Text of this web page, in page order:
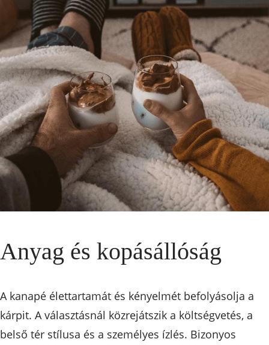
Anyag és kopásállóság
A kanapé élettartamát és kényelmét befolyásolja a
kárpit. A választásnál közrejátszik a költségvetés, a
belső tér stílusa és a személyes ízlés. Bizonyos